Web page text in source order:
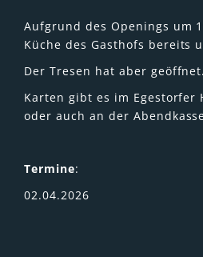
Aufgrund des Openings um
Küche des Gasthofs bereits
Der Tresen hat aber geöffnet.
Karten gibt es im Egestorfer
oder auch an der
Termine:
02.04.2026